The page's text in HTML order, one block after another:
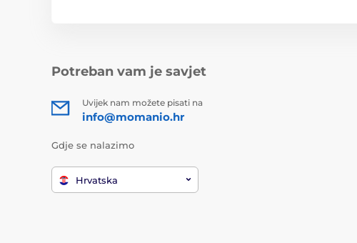
Potreban vam je savjet
Uvijek nam možete pisati na
info@momanio.hr
Gdje se nalazimo
Hrvatska